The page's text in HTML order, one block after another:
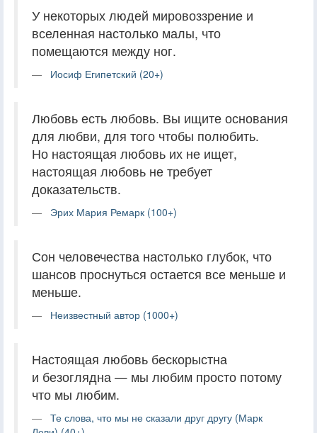
У некоторых людей мировоззрение и
вселенная настолько малы, что
помещаются между ног.
Иосиф Египетский (20+)
Любовь есть любовь. Вы ищите основания
для любви, для того чтобы полюбить.
Но настоящая любовь их не ищет,
настоящая любовь не требует
доказательств.
Эрих Мария Ремарк (100+)
Сон человечества настолько глубок, что
шансов проснуться остается все меньше и
меньше.
Неизвестный автор (1000+)
Настоящая любовь бескорыстна
и безоглядна — мы любим просто потому
что мы любим.
Те слова, что мы не сказали друг другу (Марк